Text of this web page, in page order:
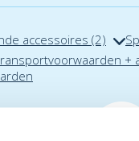
accessoires (2)
+